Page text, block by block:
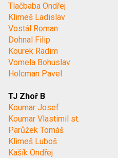
Tlačbaba Ondřej
Klimeš Ladislav
Vostál Roman
Dohnal Filip
Kourek Radim
Vomela Bohuslav
Holcman Pavel
TJ Zhoř B
Koumar Josef
Koumar Vlastimil st.
Parůžek Tomáš
Klimeš Luboš
Kašík Ondřej